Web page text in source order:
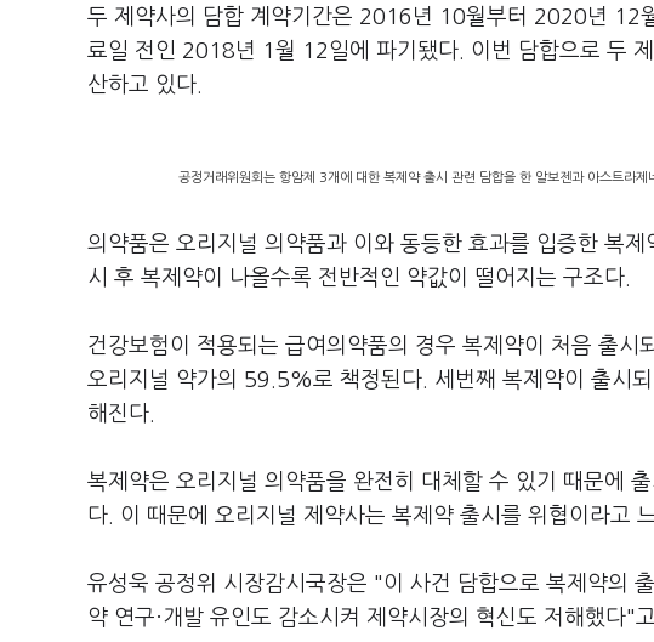
두 제약사의 담합 계약기간은 2016년 10월부터 2020년 12
료일 전인 2018년 1월 12일에 파기됐다. 이번 담합으로 두
산하고 있다.
공정거래위원회는 항암제 3개에 대한 복제약 출시 관련 담합을 한 알보젠과 아스트라
의약품은 오리지널 의약품과 이와 동등한 효과를 입증한 복
시 후 복제약이 나올수록 전반적인 약값이 떨어지는 구조다.
건강보험이 적용되는 급여의약품의 경우 복제약이 처음 출
오리지널 약가의 59.5%로 책정된다. 세번째 복제약이 출시
해진다.
복제약은 오리지널 의약품을 완전히 대체할 수 있기 때문에
다. 이 때문에 오리지널 제약사는 복제약 출시를 위협이라고
유성욱 공정위 시장감시국장은 "이 사건 담합으로 복제약의
약 연구·개발 유인도 감소시켜 제약시장의 혁신도 저해했다"